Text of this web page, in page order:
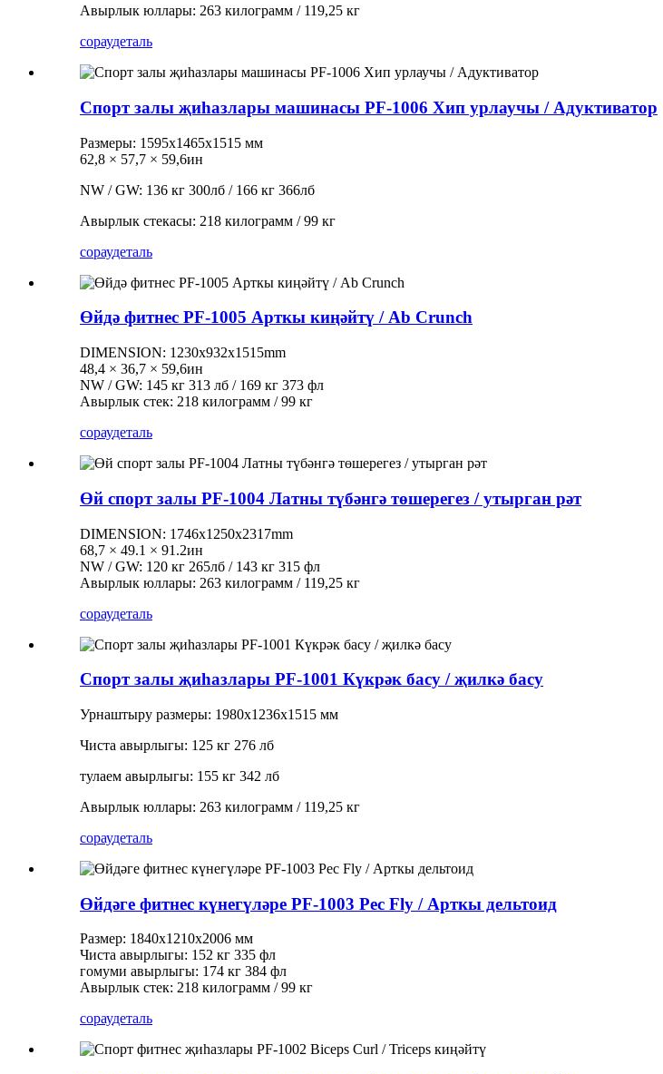
Авырлык юллары: 263 килограмм / 119,25 кг
сораудеталь
Спорт залы җиһазлары машинасы PF-1006 Хип урлаучы / Адуктиватор
Размеры: 1595х1465х1515 мм
62,8 × 57,7 × 59,6ин
NW / GW: 136 кг 300лб / 166 кг 366лб
Авырлык стекасы: 218 килограмм / 99 кг
сораудеталь
Өйдә фитнес PF-1005 Арткы киңәйтү / Ab Crunch
DIMENSION: 1230x932x1515mm
48,4 × 36,7 × 59,6ин
NW / GW: 145 кг 313 лб / 169 кг 373 фл
Авырлык стек: 218 килограмм / 99 кг
сораудеталь
Өй спорт залы PF-1004 Латны түбәнгә төшерегез / утырган рәт
DIMENSION: 1746x1250x2317mm
68,7 × 49.1 × 91.2ин
NW / GW: 120 кг 265лб / 143 кг 315 фл
Авырлык юллары: 263 килограмм / 119,25 кг
сораудеталь
Спорт залы җиһазлары PF-1001 Күкрәк басу / җилкә басу
Урнаштыру размеры: 1980х1236х1515 мм
Чиста авырлыгы: 125 кг 276 лб
тулаем авырлыгы: 155 кг 342 лб
Авырлык юллары: 263 килограмм / 119,25 кг
сораудеталь
Өйдәге фитнес күнегүләре PF-1003 Pec Fly / Арткы дельтоид
Размер: 1840x1210x2006 мм
Чиста авырлыгы: 152 кг 335 фл
гомуми авырлыгы: 174 кг 384 фл
Авырлык стек: 218 килограмм / 99 кг
сораудеталь